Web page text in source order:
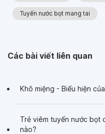
Tuyến nước bọt mang tai
Các bài viết liên quan
Khô miệng - Biểu hiện
Trẻ viêm tuyến nước bọt
nào?